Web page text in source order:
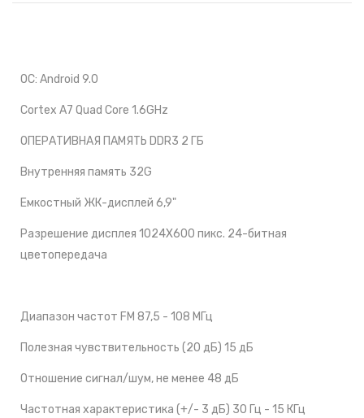
ОС: Android 9.0
Cortex A7 Quad Core 1.6GHz
ОПЕРАТИВНАЯ ПАМЯТЬ DDR3 2 ГБ
Внутренняя память 32G
Емкостный ЖК-дисплей 6,9"
Разрешение дисплея 1024X600 пикс. 24-битная
цветопередача
Диапазон частот FM 87,5 - 108 МГц
Полезная чувствительность (20 дБ) 15 дБ
Отношение сигнал/шум, не менее 48 дБ
Частотная характеристика (+/- 3 дБ) 30 Гц - 15 КГц